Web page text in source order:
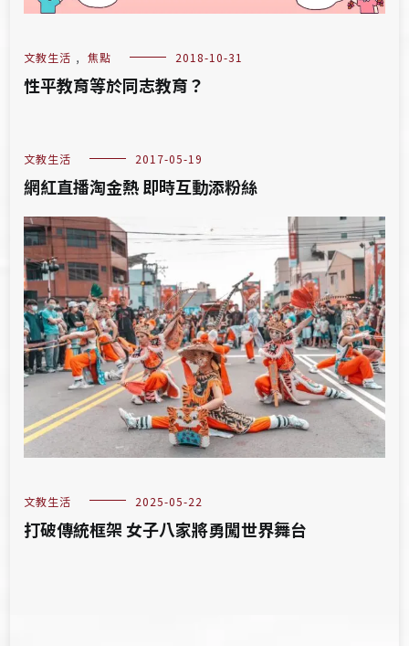
文教生活 , 焦點 2018-10-31
性平教育等於同志教育？
文教生活 2017-05-19
網紅直播淘金熱 即時互動添粉絲
文教生活 2025-05-22
打破傳統框架 女子八家將勇闖世界舞台